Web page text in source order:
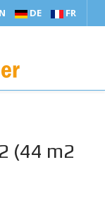
DE FR
(44 m2